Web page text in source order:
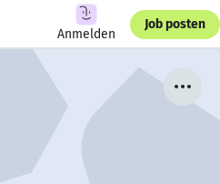
Anmelden
Job posten